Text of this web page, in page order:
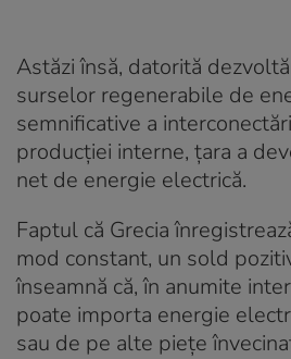
Astăzi însă, datorită
surselor regenerabile de
semnificative a
producției interne, țara a
net de energie electrică.
Faptul că Grecia
mod constant, un sold
înseamnă că, în anumite
poate importa energie
sau de pe alte piețe